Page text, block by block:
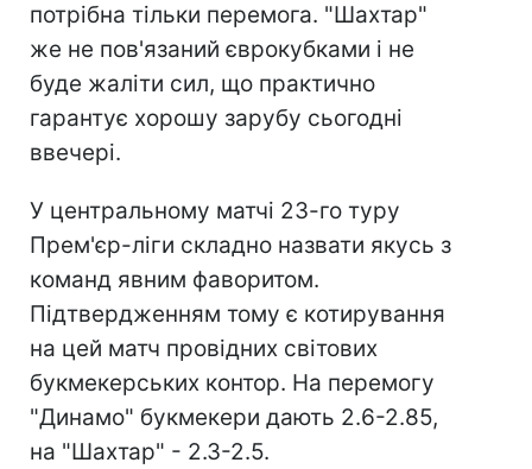
потрібна тільки перемога. "Шахтар"
же не пов'язаний єврокубками і не
буде жаліти сил, що практично
гарантує хорошу зарубу сьогодні
ввечері.
У центральному матчі 23-го туру
Прем'єр-ліги складно назвати якусь з
команд явним фаворитом.
Підтвердженням тому є котирування
на цей матч провідних світових
букмекерських контор. На перемогу
"Динамо" букмекери дають 2.6-2.85,
на "Шахтар" - 2.3-2.5.